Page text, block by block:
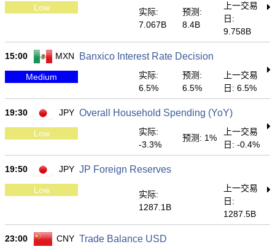
Low
实际:
7.067B
预测:
8.4B
上一交易
日:
9.758B
15:00 MXN Banxico Interest Rate Decision
Medium
实际:
6.5%
预测:
6.5%
上一交易
日: 6.5%
19:30 JPY Overall Household Spending (YoY)
Low
实际:
-3.3%
预测: 1%
上一交易
日: -0.4%
19:50 JPY JP Foreign Reserves
Low
实际:
1287.1B
上一交易
日:
1287.5B
23:00 CNY Trade Balance USD